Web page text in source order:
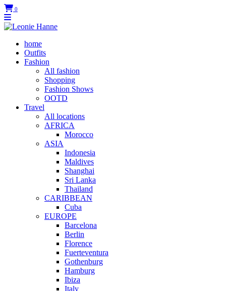
0
home
Outfits
Fashion
All fashion
Shopping
Fashion Shows
OOTD
Travel
All locations
AFRICA
Morocco
ASIA
Indonesia
Maldives
Shanghai
Sri Lanka
Thailand
CARIBBEAN
Cuba
EUROPE
Barcelona
Berlin
Florence
Fuerteventura
Gothenburg
Hamburg
Ibiza
Italy